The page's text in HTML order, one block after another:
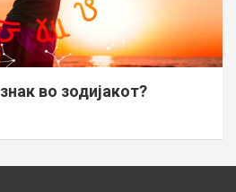
во зодијакот?